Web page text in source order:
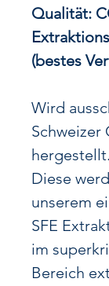
Qualität:
(bestes
Wird
Schweizer
hergestellt.
Diese
unserem
SFE
im
Bereich